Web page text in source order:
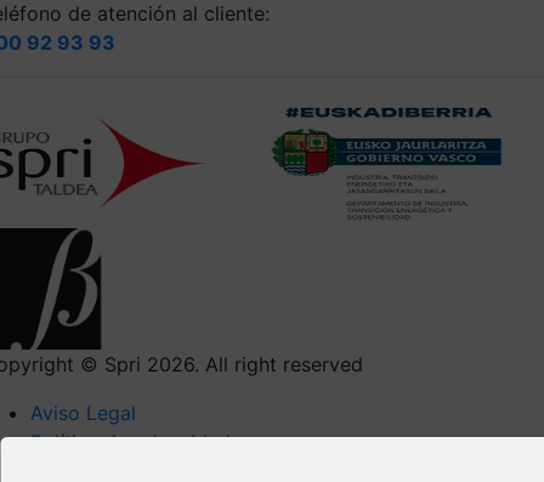
de atención al cliente:
92 93 93
© Spri 2026. All right reserved
Aviso Legal
Política de privacidad